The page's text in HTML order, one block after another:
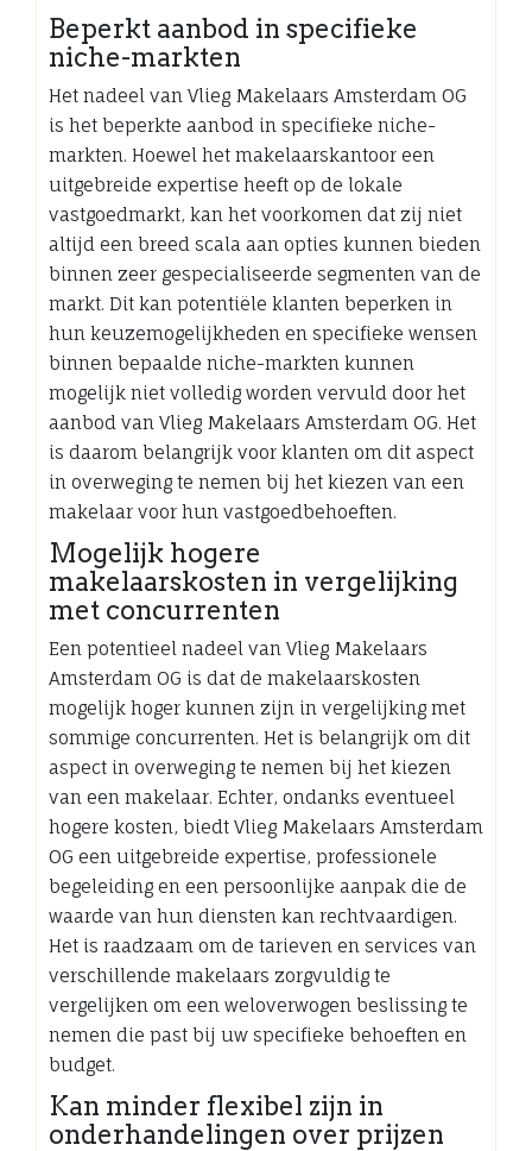
Beperkt aanbod in specifieke
niche-markten
Het nadeel van Vlieg Makelaars Amsterdam OG
is het beperkte aanbod in specifieke niche-
markten. Hoewel het makelaarskantoor een
uitgebreide expertise heeft op de lokale
vastgoedmarkt, kan het voorkomen dat zij niet
altijd een breed scala aan opties kunnen bieden
binnen zeer gespecialiseerde segmenten van de
markt. Dit kan potentiële klanten beperken in
hun keuzemogelijkheden en specifieke wensen
binnen bepaalde niche-markten kunnen
mogelijk niet volledig worden vervuld door het
aanbod van Vlieg Makelaars Amsterdam OG. Het
is daarom belangrijk voor klanten om dit aspect
in overweging te nemen bij het kiezen van een
makelaar voor hun vastgoedbehoeften.
Mogelijk hogere
makelaarskosten in vergelijking
met concurrenten
Een potentieel nadeel van Vlieg Makelaars
Amsterdam OG is dat de makelaarskosten
mogelijk hoger kunnen zijn in vergelijking met
sommige concurrenten. Het is belangrijk om dit
aspect in overweging te nemen bij het kiezen
van een makelaar. Echter, ondanks eventueel
hogere kosten, biedt Vlieg Makelaars Amsterdam
OG een uitgebreide expertise, professionele
begeleiding en een persoonlijke aanpak die de
waarde van hun diensten kan rechtvaardigen.
Het is raadzaam om de tarieven en services van
verschillende makelaars zorgvuldig te
vergelijken om een weloverwogen beslissing te
nemen die past bij uw specifieke behoeften en
budget.
Kan minder flexibel zijn in
onderhandelingen over prijzen